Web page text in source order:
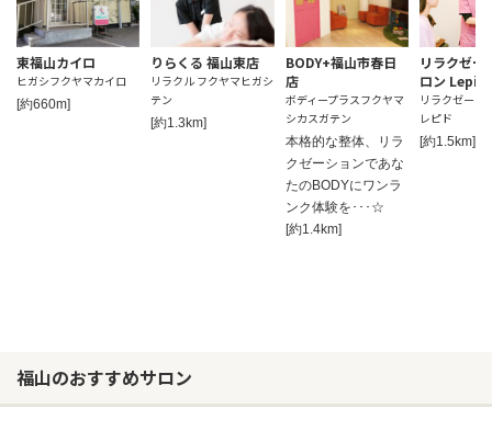
東福山カイロ
ヒガシフクヤマカイロ
[約660m]
りらくる 福山東店
リラクル フクヤマヒガシ
テン
[約1.3km]
BODY+福山市春日
店
ボディープラスフクヤマ
シカスガテン
本格的な整体、リラ
クゼーションであな
たのBODYにワンラ
ンク体験を･･･☆
[約1.4km]
リラクゼー
ロン
リラクゼーシ
レピド
[約1.5km]
福山のおすすめサロン